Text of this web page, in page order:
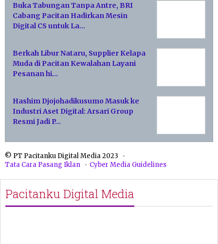
Buka Tabungan Tanpa Antre, BRI
Cabang Pacitan Hadirkan Mesin
Digital CS untuk La…
Berkah Libur Nataru, Supplier Kelapa
Muda di Pacitan Kewalahan Layani
Pesanan hi…
Hashim Djojohadikusumo Masuk ke
Industri Aset Digital: Arsari Group
Resmi Jadi P…
© PT Pacitanku Digital Media 2023
Tata Cara Pasang Iklan
Cyber Media Guidelines
Pacitanku Digital Media